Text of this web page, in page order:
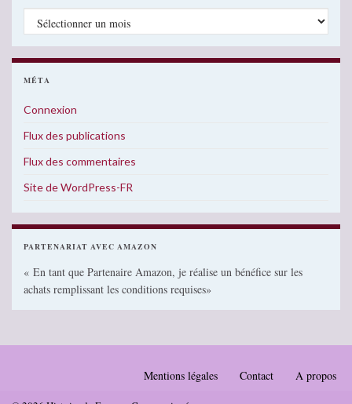
Archives
MÉTA
Connexion
Flux des publications
Flux des commentaires
Site de WordPress-FR
PARTENARIAT AVEC AMAZON
« En tant que Partenaire Amazon, je réalise un bénéfice sur les
achats remplissant les conditions requises»
Mentions légales Contact A propos